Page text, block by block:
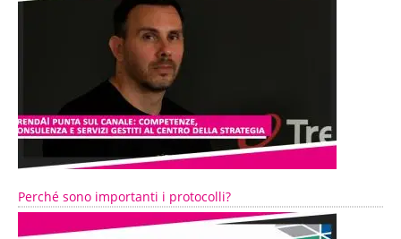
Perché sono importanti i protocolli?